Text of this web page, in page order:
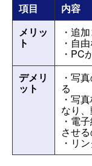
項目
内容
メリッ
ト
・追
・自
・PC
デメリ
ット
・写
る
・写
なり
・電
させ
・リ